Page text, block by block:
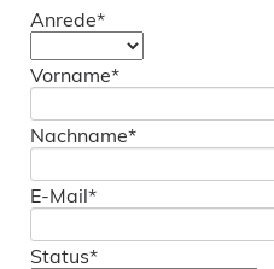
Pflichtfeld
Anrede*
Pflichtfeld
Vorname*
Pflichtfeld
Nachname*
Pflichtfeld
E-Mail*
Pflichtfeld
Status*